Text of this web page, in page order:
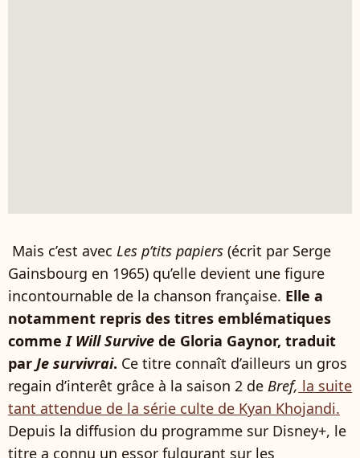
Mais c’est avec Les p’tits papiers (écrit par Serge
Gainsbourg en 1965) qu’elle devient une figure
incontournable de la chanson française. Elle a
notamment repris des titres emblématiques
commeI Will Survive de Gloria Gaynor, traduit
par Je survivrai. Ce titre connaît d’ailleurs un gros
regain d’interêt grâce à la saison 2 de Bref, la suite
tant attendue de la série culte de Kyan Khojandi.
Depuis la diffusion du programme sur Disney+, le
titre a connu un essor fulgurant sur les